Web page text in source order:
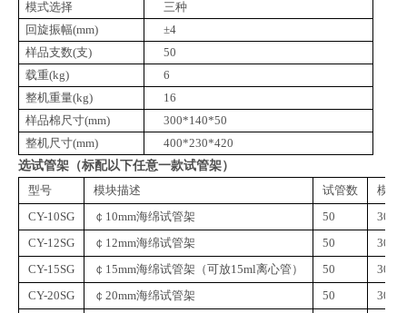
模式选择
三种
回旋振幅(mm)
±4
样品支数(支)
50
载重(kg)
6
整机重量(kg)
16
样品棉尺寸(mm)
300*140*50
整机尺寸(mm)
400*230*420
选试管架（标配以下任意一款试管架）
型号
模块描述 试管数
模块
CY-10SG
￠ 10mm海绵试管架 50
CY-12SG
￠ 12mm海绵试管架 50
CY-15SG
￠ 15mm海绵试管架（可放15ml离心管） 50
CY-20SG
￠ 20mm海绵试管架 50